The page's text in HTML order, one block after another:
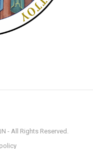
- All Rights Reserved.